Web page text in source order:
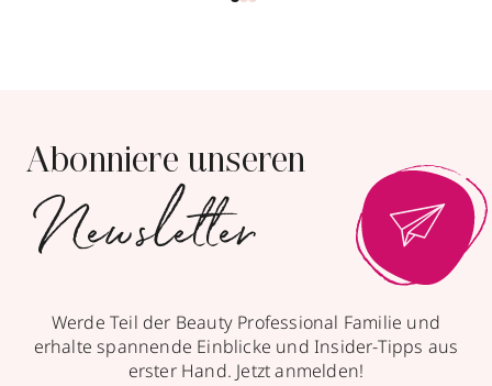
Abonniere unseren
Newsletter
Werde Teil der Beauty Professional Familie und
erhalte spannende Einblicke und Insider-Tipps aus
erster Hand. Jetzt anmelden!